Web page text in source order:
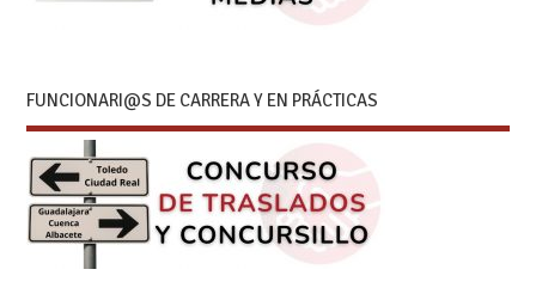
FUNCIONARI@S DE CARRERA Y EN PRÁCTICAS